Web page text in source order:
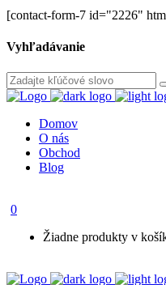
[contact-form-7 id="2226"
Vyhľadávanie
Domov
O nás
Obchod
Blog
0
Žiadne produkty v